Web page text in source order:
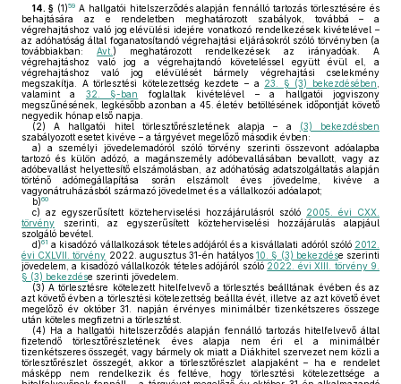
14. § (1)59A hallgatói hitelszerződés alapján fennálló tartozás törlesztésére és
behajtására az e rendeletben meghatározott szabályok, továbbá – a
végrehajtáshoz való jog elévülési idejére vonatkozó rendelkezések kivételével –
az adóhatóság által foganatosítandó végrehajtási eljárásokról szóló törvényben (a
továbbiakban: Avt. ) meghatározott rendelkezések az irányadóak. A
végrehajtáshoz való jog a végrehajtandó követeléssel együtt évül el, a
végrehajtáshoz való jog elévülését bármely végrehajtási cselekmény
megszakítja. A törlesztési kötelezettség kezdete – a 23. § (3) bekezdésében
valamint a 32. §-ban
foglaltak kivételével – a hallgatói jogviszony
megszűnésének, legkésőbb azonban a 45. életév betöltésének időpontját követő
negyedik hónap első napja.
(2) A hallgatói hitel törlesztőrészletének alapja – a
(3) bekezdésben
szabályozott esetet kivéve – a tárgyévet megelőző második évben:
a) a személyi jövedelemadóról szóló törvény szerinti összevont adóalapba
tartozó és külön adózó, a magánszemély adóbevallásában bevallott, vagy az
adóbevallást helyettesítő elszámolásban, az adóhatóság adatszolgáltatás alapján
történő adómegállapítása során elszámolt éves jövedelme, kivéve a
vagyonátruházásból származó jövedelmet és a vállalkozói adóalapot;
b)60
c) az egyszerűsített közteherviselési hozzájárulásról szóló 2005. évi CXX.
törvény szerinti, az egyszerűsített közteherviselési hozzájárulás alapjául
szolgáló bevétel.
d)61 a kisadózó vállalkozások tételes adójáról és a kisvállalati adóról szóló 2012.
évi CXLVII. törvény 2022. augusztus 31-én hatályos10. § (3) bekezdése szerinti
jövedelem, a kisadózó vállalkozók tételes adójáról szóló 2022. évi XIII. törvény 9.
§ (3) bekezdése szerinti jövedelem.
(3) A törlesztésre kötelezett hitelfelvevő a törlesztés beálltának évében és az
azt követő évben a törlesztési kötelezettség beállta évét, illetve az azt követő évet
megelőző év október 31. napján érvényes minimálbér tizenkétszeres összege
után köteles megfizetni a törlesztést.
(4) Ha a hallgatói hitelszerződés alapján fennálló tartozás hitelfelvevő által
fizetendő törlesztőrészletének éves alapja nem éri el a minimálbér
tizenkétszeres összegét, vagy bármely ok miatt a Diákhitel szervezet nem közli a
törlesztőrészlet összegét, akkor a törlesztőrészlet alapjaként – ha e rendelet
másképp nem rendelkezik és feltéve, hogy törlesztési kötelezettsége a